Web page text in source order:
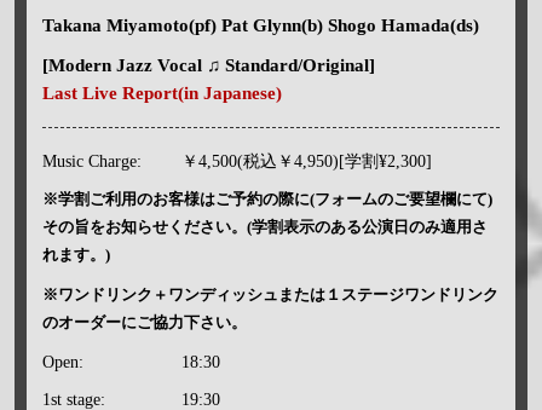
Takana Miyamoto(pf) Pat Glynn(b) Shogo Hamada(ds)
[Modern Jazz Vocal ♫ Standard/Original]
Last Live Report(in Japanese)
Music Charge: ￥4,500(税込￥4,950)[学割¥2,300]
※学割ご利用のお客様はご予約の際に(フォームのご要望欄にて)
その旨をお知らせください。(学割表示のある公演日のみ適用さ
れます。)
※ワンドリンク＋ワンディッシュまたは１ステージワンドリンク
のオーダーにご協力下さい。
Open: 18:30
1st stage: 19:30